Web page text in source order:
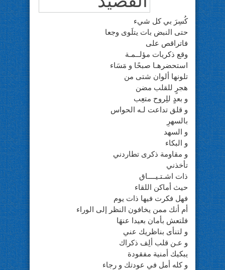
كُسِرَ بي كل شيء
حتى النبض بات يتلَوى وجعا
فاتراقص على
وقع ذكريات مؤلــمـة
استحضرهـا صبحًا و مَسَاء
تلونها ألوان شتى من
هجرٍ للقلب مضن
و بعدٍ للِروح متعِب
و قلق تداعت لـه الحواس
بالسهرِ
و السهد
و البكاء
و مقاومة ذكرى تطاردني
تأخذني
ذات اشـتـيــــاق
حيث أماكن اللقاء
فهل فكرت فيها ذات يوم
أم أنك ممن يخافون النظر إلى الوراء
فلتعش بأمان بعيدا عنهَا
و لتنأى بناظريك عني
و عـن قلب ألِف ذكراك
يبكيك أمنية مفقودة
و كله أمل في عودتك و رجاء